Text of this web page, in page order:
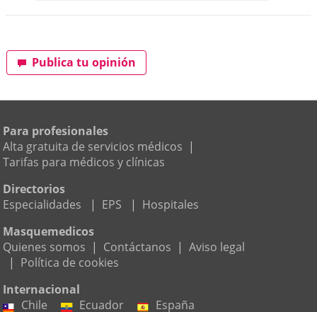
Publica tu opinión
Para profesionales
Alta gratuita de servicios médicos |
Tarifas para médicos y clínicas
Directorios
Especialidades
| EPS | Hospitales
Masquemedicos
Quienes somos | Contáctanos | Aviso legal
| Política de cookies
Internacional
Chile
Ecuador España